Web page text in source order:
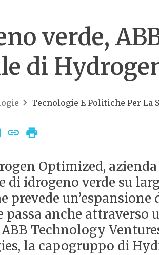
verde,
di
Tecnologie E Politiche Per La
Optimized,
di idrogeno verde su
prevede
passa anche attraverso
Technology
la capogruppo di